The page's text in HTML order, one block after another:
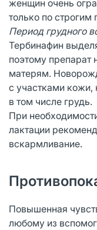
женщин очень
только по строгим
Период грудного
Тербинафин
поэтому
матерям.
с участками кожи,
в том числе грудь.
При
лактации
вскармливание.
Повышенная
любому из